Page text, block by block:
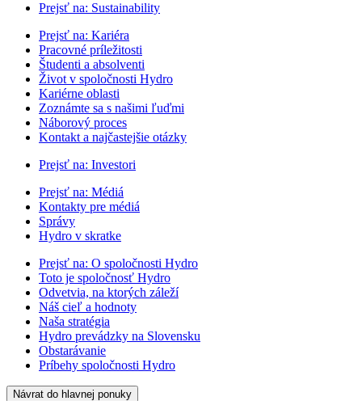
Prejsť na: Sustainability
Prejsť na: Kariéra
Pracovné príležitosti
Študenti a absolventi
Život v spoločnosti Hydro
Kariérne oblasti
Zoznámte sa s našimi ľuďmi
Náborový proces
Kontakt a najčastejšie otázky
Prejsť na: Investori
Prejsť na: Médiá
Kontakty pre médiá
Správy
Hydro v skratke
Prejsť na: O spoločnosti Hydro
Toto je spoločnosť Hydro
Odvetvia, na ktorých záleží
Náš cieľ a hodnoty
Naša stratégia
Hydro prevádzky na Slovensku
Obstarávanie
Príbehy spoločnosti Hydro
Návrat do hlavnej ponuky